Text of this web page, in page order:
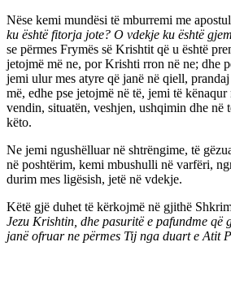
Nëse kemi mundësi të mburremi me
ku është fitorja jote? O vdekje ku është
se përmes Frymës së Krishtit që u është
jetojmë më ne, por Krishti rron në ne; dhe
jemi ulur mes atyre që janë në qiell,
më, edhe pse jetojmë në të, jemi të
vendin, situatën, veshjen, ushqimin dhe në
këto.
Ne jemi ngushëlluar në shtrëngime, të
në poshtërim, kemi mbushulli në varfëri,
durim mes ligësish, jetë në vdekje.
Këtë gjë duhet të kërkojmë në gjithë
Jezu Krishtin, dhe pasuritë e pafundme që
janë ofruar ne përmes Tij nga duart e Atit